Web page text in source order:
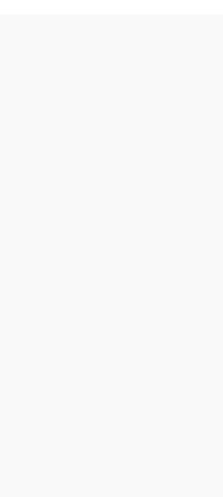
released. It may have